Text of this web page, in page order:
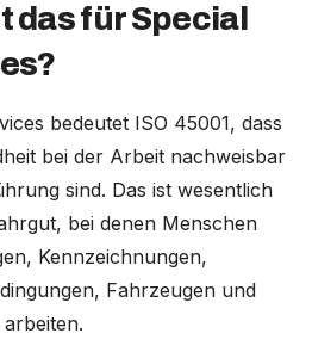
das für Special
bedeutet ISO 45001, dass
bei der Arbeit nachweisbar
sind. Das ist wesentlich
bei denen Menschen
Kennzeichnungen,
Fahrzeugen und